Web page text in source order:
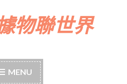
物聯世界
MENU